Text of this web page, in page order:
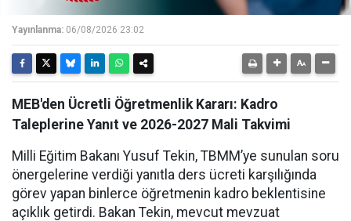
Yayınlanma: 06/08/2026 23:02
MEB'den Ücretli Öğretmenlik Kararı: Kadro
Taleplerine Yanıt ve 2026-2027 Mali Takvimi
Milli Eğitim Bakanı Yusuf Tekin, TBMM’ye sunulan soru
önergelerine verdiği yanıtla ders ücreti karşılığında
görev yapan binlerce öğretmenin kadro beklentisine
açıklık getirdi. Bakan Tekin, mevcut mevzuat